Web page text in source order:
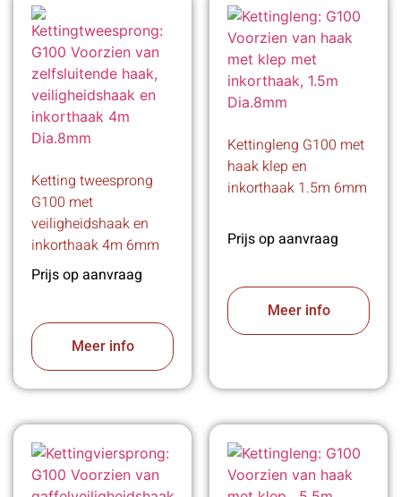
Ketting tweesprong
G100 met
veiligheidshaak en
inkorthaak 4m 6mm
Prijs op aanvraag
Meer info
Kettingleng G100 met
haak klep en
inkorthaak 1.5m 6mm
Prijs op aanvraag
Meer info